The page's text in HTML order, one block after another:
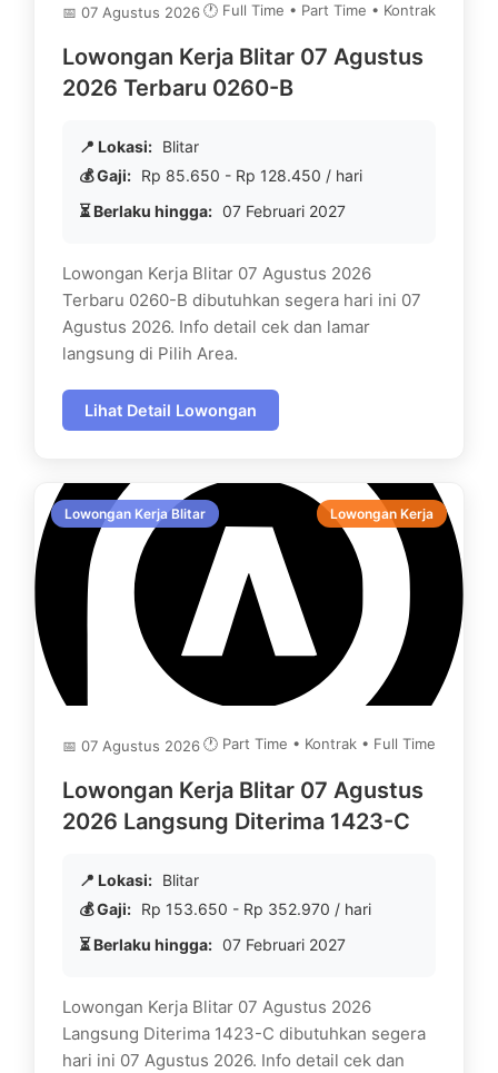
📅 07 Agustus 2026🕐 Full Time • Part Time • Kontrak
Lowongan Kerja Blitar 07 Agustus
2026 Terbaru 0260-B
📍 Lokasi: Blitar
💰 Gaji: Rp 85.650 - Rp 128.450 / hari
⏳ Berlaku hingga: 07 Februari 2027
Lowongan Kerja Blitar 07 Agustus 2026
Terbaru 0260-B dibutuhkan segera hari ini 07
Agustus 2026. Info detail cek dan lamar
langsung di Pilih Area.
Lihat Detail Lowongan
Lowongan Kerja Blitar Lowongan Kerja
📅 07 Agustus 2026🕐 Part Time • Kontrak • Full Time
Lowongan Kerja Blitar 07 Agustus
2026 Langsung Diterima 1423-C
📍 Lokasi: Blitar
💰 Gaji: Rp 153.650 - Rp 352.970 / hari
⏳ Berlaku hingga: 07 Februari 2027
Lowongan Kerja Blitar 07 Agustus 2026
Langsung Diterima 1423-C dibutuhkan segera
hari ini 07 Agustus 2026. Info detail cek dan